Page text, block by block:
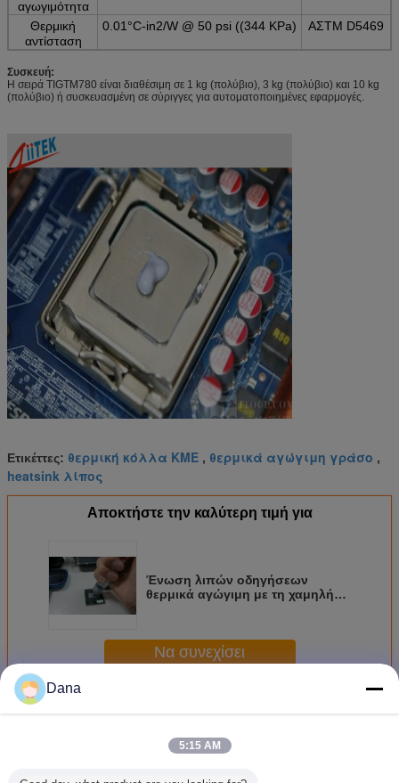
αγωγιμότητα
Θερμική
αντίσταση
0.01°C-in2/W @ 50 psi ((344 KPa) ΑΣTM D5469
Συσκευή:
Η σειρά TIGTM780 είναι διαθέσιμη σε 1 kg (πολύβιο), 3 kg (πολύβιο) και 10 kg
(πολύβιο) ή συσκευασμένη σε σύριγγες για αυτοματοποιημένες εφαρμογές.
Ετικέττες: θερμική κόλλα ΚΜΕ , θερμικά αγώγιμη γράσο ,
heatsink λίπος
Αποκτήστε την καλύτερη τιμή για
Ένωση λιπών οδηγήσεων
θερμικά αγώγιμη με τη χαμηλή
℃-σε ² το /W γκρίζο
Να συνεχίσει
Περισσότεροι
Dana
5:15 AM